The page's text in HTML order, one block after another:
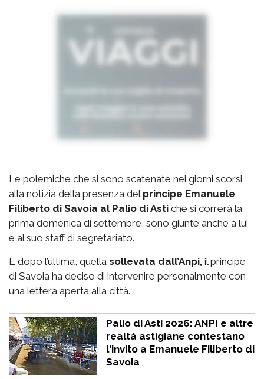
Le polemiche che si sono scatenate nei giorni scorsi
alla notizia della presenza del principe Emanuele
Filiberto di Savoia al Palio di Asti che si correrà la
prima domenica di settembre, sono giunte anche a lui
e al suo staff di segretariato.
E dopo l’ultima, quella sollevata dall’Anpi, il principe
di Savoia ha deciso di intervenire personalmente con
una lettera aperta alla città.
Palio di Asti 2026: ANPI e altre
realtà astigiane contestano
l'invito a Emanuele Filiberto di
Savoia